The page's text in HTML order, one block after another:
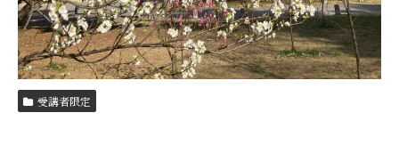
受講者限定